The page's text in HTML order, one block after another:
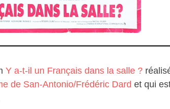
Y a-t-il un Français dans la salle ?
de San-Antonio/Frédéric Dard et qui